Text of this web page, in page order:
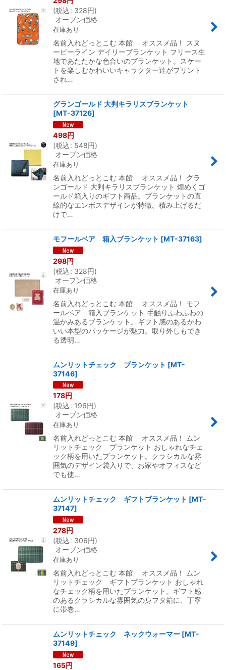
(税込: 328円)
オープン価格
在庫あり
名前入れどっとこむ 本館 オススメ品！ スヌ
ーピーライン デイリーブランケット フリース生
地であたたかな色合いのブランケット。スケー
トを楽しむかわいいキャラクター達がプリント
され…
グランゴールド 大判キラリスブランケット
[MT-37126]
498円
(税込: 548円)
オープン価格
在庫あり
名前入れどっとこむ 本館 オススメ品！ グラ
ンゴールド 大判キラリスブランケット 煌めくゴ
ールド箱入りのギフト商品。ブランケットの直
線的なエンボスデザインが特徴。積み上げるだ
けで…
モフールベア 箱入ブランケット [MT-37163]
298円
(税込: 328円)
オープン価格
在庫あり
名前入れどっとこむ 本館 オススメ品！ モフ
ールベア 箱入ブランケット 手触りふわふわの
温かみあるブランケット。ギフト感のあるかわ
いい本型のパッケージが魅力。取り外しもでき
る透明…
ムンリットチェック ブランケット [MT-
37146]
178円
(税込: 196円)
オープン価格
在庫あり
名前入れどっとこむ 本館 オススメ品！ ムン
リットチェック ブランケット おしゃれなチェ
ック柄を用いたブランケット。クラシカルな雰
囲気のデザイン袋入りで、お家やオフィスなど
でも使…
ムンリットチェック ギフトブランケット [MT-
37147]
278円
(税込: 306円)
オープン価格
在庫あり
名前入れどっとこむ 本館 オススメ品！ ムン
リットチェック ギフトブランケット おしゃれ
なチェック柄を用いたブランケット。ギフト感
のあるクラシカルな雰囲気の身フタ箱に、丁寧
に帯巻…
ムンリットチェック ネックウォーマー [MT-
37149]
165円